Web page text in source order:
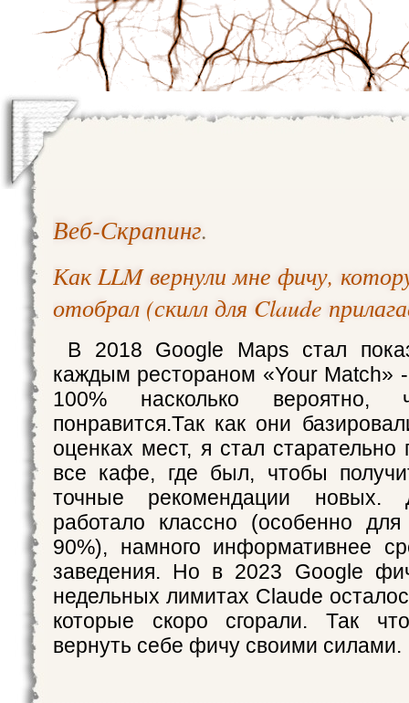
Веб-Скрапинг.
Как LLM вернули мне фичу,
отобрал (скилл для Claude
В 2018 Google Maps стал
каждым рестораном «Your Match»
100% насколько
понравится.Так как они
оценках мест, я стал
все кафе, где был, чтобы
точные рекомендации
работало классно (особенно
90%), намного информативнее
заведения. Но в 2023 Google
недельных лимитах Claude
которые скоро сгорали. Так
вернуть себе фичу своими силами.